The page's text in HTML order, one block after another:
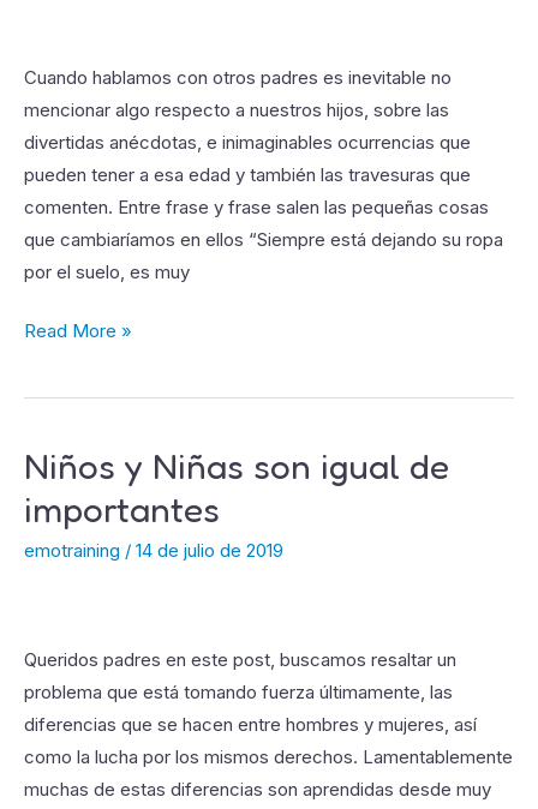
Cuando hablamos con otros padres es inevitable no
mencionar algo respecto a nuestros hijos, sobre las
divertidas anécdotas, e inimaginables ocurrencias que
pueden tener a esa edad y también las travesuras que
comenten. Entre frase y frase salen las pequeñas cosas
que cambiaríamos en ellos “Siempre está dejando su ropa
por el suelo, es muy
hijo
Read More »
Niños y Niñas son igual de
importantes
emotraining / 14 de julio de 2019
Queridos padres en este post, buscamos resaltar un
problema que está tomando fuerza últimamente, las
diferencias que se hacen entre hombres y mujeres, así
como la lucha por los mismos derechos. Lamentablemente
muchas de estas diferencias son aprendidas desde muy
Niños
Niñas
son
importantes